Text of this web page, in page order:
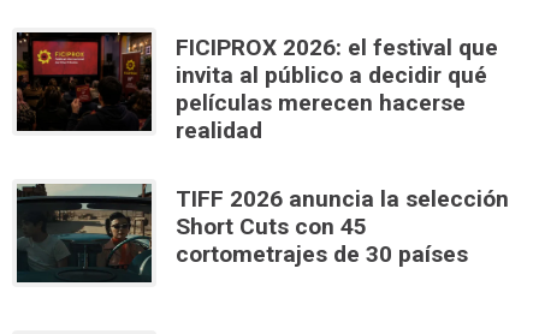
FICIPROX 2026: el festival que
invita al público a decidir qué
películas merecen hacerse
realidad
TIFF 2026 anuncia la selección
Short Cuts con 45
cortometrajes de 30 países